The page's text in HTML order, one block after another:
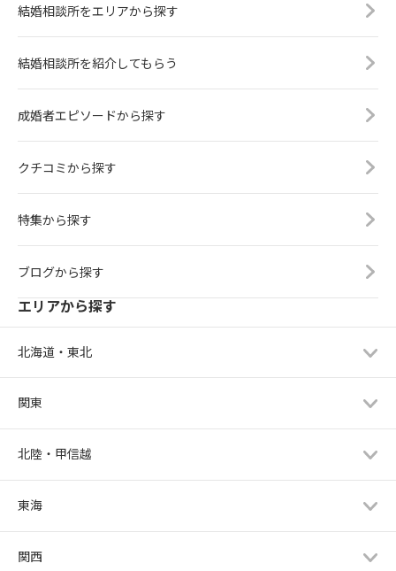
結婚相談所をエリアから探す
結婚相談所を紹介してもらう
成婚者エピソードから探す
クチコミから探す
特集から探す
ブログから探す
エリアから探す
北海道・東北
関東
北陸・甲信越
東海
関西